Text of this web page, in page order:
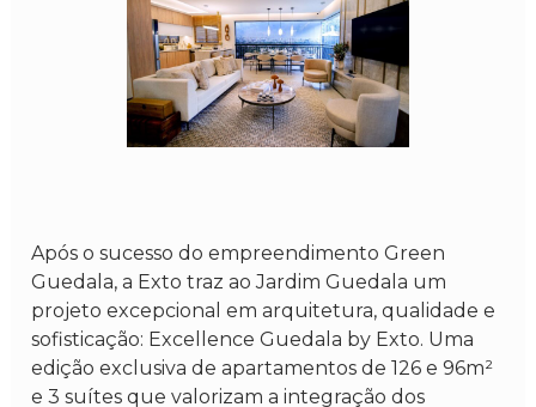
Após o sucesso do empreendimento Green
Guedala, a Exto traz ao Jardim Guedala um
projeto excepcional em arquitetura, qualidade e
sofisticação: Excellence Guedala by Exto. Uma
edição exclusiva de apartamentos de 126 e 96m²
e 3 suítes que valorizam a integração dos